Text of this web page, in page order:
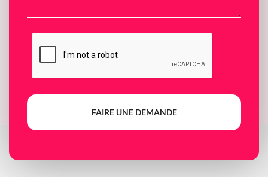
FAIRE UNE DEMANDE